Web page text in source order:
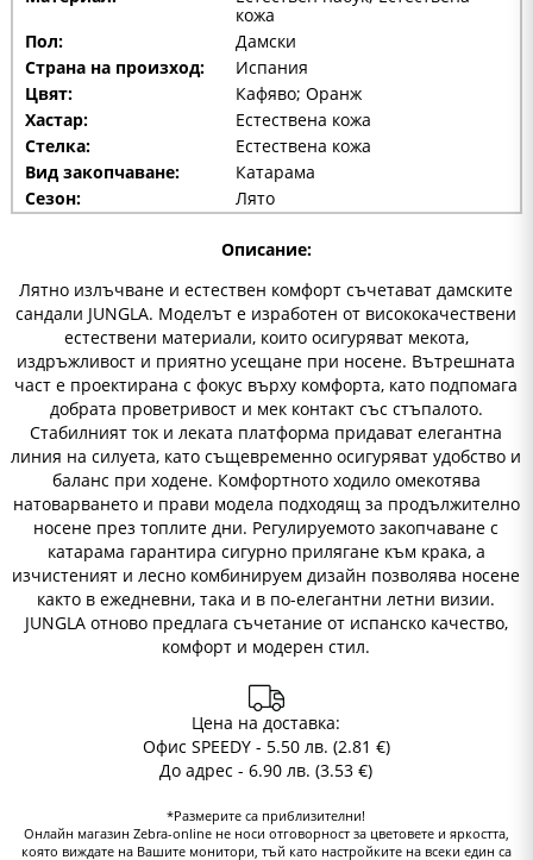
кожа
Пол:
Дамски
Страна на произход:
Испания
Цвят:
Кафяво; Оранж
Хастар:
Естествена кожа
Стелка:
Естествена кожа
Вид закопчаване:
Катарама
Сезон:
Лято
Описание:
Лятно излъчване и естествен комфорт съчетават дамските
сандали JUNGLA. Моделът е изработен от висококачествени
естествени материали, които осигуряват мекота,
издръжливост и приятно усещане при носене. Вътрешната
част е проектирана с фокус върху комфорта, като подпомага
добрата проветривост и мек контакт със стъпалото.
Стабилният ток и леката платформа придават елегантна
линия на силуета, като същевременно осигуряват удобство и
баланс при ходене. Комфортното ходило омекотява
натоварването и прави модела подходящ за продължително
носене през топлите дни. Регулируемото закопчаване с
катарама гарантира сигурно прилягане към крака, а
изчистеният и лесно комбинируем дизайн позволява носене
както в ежедневни, така и в по-елегантни летни визии.
JUNGLA отново предлага съчетание от испанско качество,
комфорт и модерен стил.
Цена на доставка:
Офис SPEEDY - 5.50 лв. (2.81 €)
До адрес - 6.90 лв. (3.53 €)
*Размерите са приблизителни!
Онлайн магазин Zebra-online не носи отговорност за цветовете и яркостта,
която виждате на Вашите монитори, тъй като настройките на всеки един са